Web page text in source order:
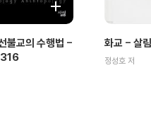
불교의 수행법 -
316
화교 - 살
정성호 저